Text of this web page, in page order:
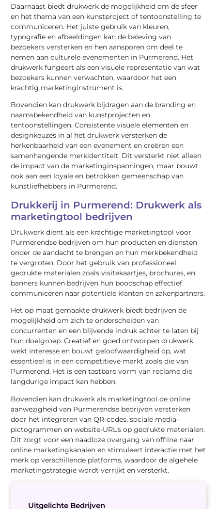
Daarnaast biedt drukwerk de mogelijkheid om de sfeer
en het thema van een kunstproject of tentoonstelling te
communiceren. Het juiste gebruik van kleuren,
typografie en afbeeldingen kan de beleving van
bezoekers versterken en hen aansporen om deel te
nemen aan culturele evenementen in Purmerend. Het
drukwerk fungeert als een visuele representatie van wat
bezoekers kunnen verwachten, waardoor het een
krachtig marketinginstrument is.
Bovendien kan drukwerk bijdragen aan de branding en
naamsbekendheid van kunstprojecten en
tentoonstellingen. Consistente visuele elementen en
designkeuzes in al het drukwerk versterken de
herkenbaarheid van een evenement en creëren een
samenhangende merkidentiteit. Dit versterkt niet alleen
de impact van de marketinginspanningen, maar bouwt
ook aan een loyale en betrokken gemeenschap van
kunstliefhebbers in Purmerend.
Drukkerij in Purmerend: Drukwerk als
marketingtool bedrijven
Drukwerk dient als een krachtige marketingtool voor
Purmerendse bedrijven om hun producten en diensten
onder de aandacht te brengen en hun merkbekendheid
te vergroten. Door het gebruik van professioneel
gedrukte materialen zoals visitekaartjes, brochures, en
banners kunnen bedrijven hun boodschap effectief
communiceren naar potentiële klanten en zakenpartners.
Het op maat gemaakte drukwerk biedt bedrijven de
mogelijkheid om zich te onderscheiden van
concurrenten en een blijvende indruk achter te laten bij
hun doelgroep. Creatief en goed ontworpen drukwerk
wekt interesse en bouwt geloofwaardigheid op, wat
essentieel is in een competitieve markt zoals die van
Purmerend. Het is een tastbare vorm van reclame die
langdurige impact kan hebben.
Bovendien kan drukwerk als marketingtool de online
aanwezigheid van Purmerendse bedrijven versterken
door het integreren van QR-codes, sociale media-
pictogrammen en website-URL’s op gedrukte materialen.
Dit zorgt voor een naadloze overgang van offline naar
online marketingkanalen en stimuleert interactie met het
merk op verschillende platforms, waardoor de algehele
marketingstrategie wordt verrijkt en versterkt.
Uitgelichte Bedrijven